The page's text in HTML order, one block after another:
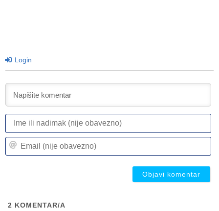
Login
2 KOMENTAR/A